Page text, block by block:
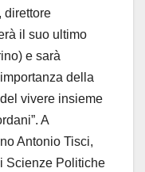
direttore
il suo ultimo
e sarà
della
vivere insieme
A
Antonio Tisci,
Scienze Politiche